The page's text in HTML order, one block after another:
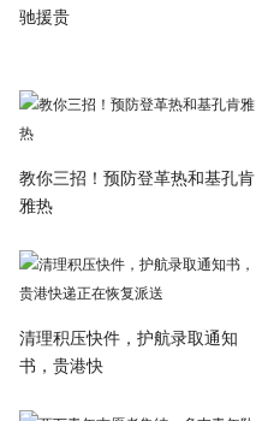
驰援贵
教你三招！预防登革热和基孔肯
雅热
清理积压快件，护航录取通知
书，贵港快